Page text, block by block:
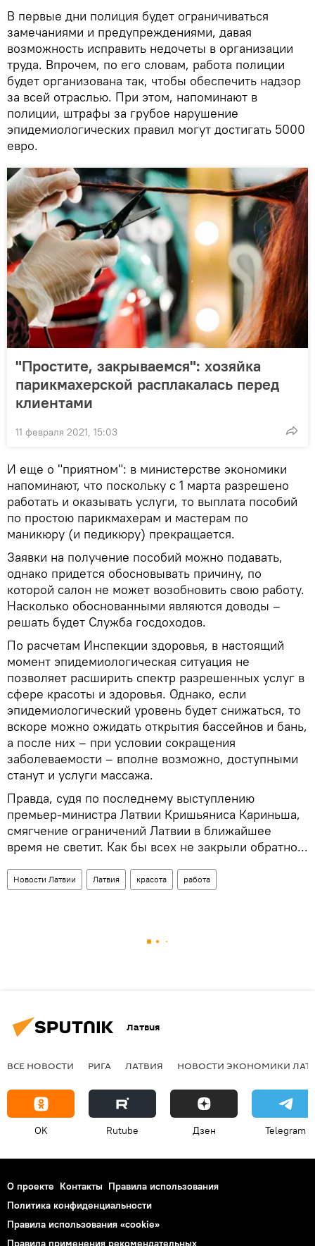
В первые дни полиция будет ограничиваться
замечаниями и предупреждениями, давая
возможность исправить недочеты в организации
труда. Впрочем, по его словам, работа полиции
будет организована так, чтобы обеспечить надзор
за всей отраслью. При этом, напоминают в
полиции, штрафы за грубое нарушение
эпидемиологических правил могут достигать 5000
евро.
"Простите, закрываемся": хозяйка
парикмахерской расплакалась перед
клиентами
11 февраля 2021, 15:03
И еще о "приятном": в министерстве экономики
напоминают, что поскольку с 1 марта разрешено
работать и оказывать услуги, то выплата пособий
по простою парикмахерам и мастерам по
маникюру (и педикюру) прекращается.
Заявки на получение пособий можно подавать,
однако придется обосновывать причину, по
которой салон не может возобновить свою работу.
Насколько обоснованными являются доводы –
решать будет Служба госдоходов.
По расчетам Инспекции здоровья, в настоящий
момент эпидемиологическая ситуация не
позволяет расширить спектр разрешенных услуг в
сфере красоты и здоровья. Однако, если
эпидемиологический уровень будет снижаться, то
вскоре можно ожидать открытия бассейнов и бань,
а после них – при условии сокращения
заболеваемости – вполне возможно, доступными
станут и услуги массажа.
Правда, судя по последнему выступлению
премьер-министра Латвии Кришьяниса Кариньша,
смягчение ограничений Латвии в ближайшее
время не светит. Как бы всех не закрыли обратно...
Новости Латвии Латвия красота работа
Латвия
ВСЕ НОВОСТИ РИГА ЛАТВИЯ НОВОСТИ ЭКОНОМИКИ
OK Rutube Дзен Telegram
О проекте Контакты Правила использования
Политика конфиденциальности
Правила использования «cookie»
Правила применения рекомендательных